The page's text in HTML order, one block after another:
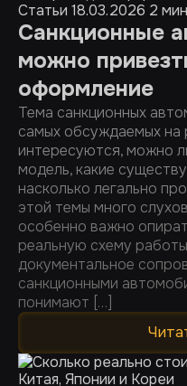
Статьи 18.03.2026 2 мин
Санкционные
можно
оформление
Тема санкционных
самых обсуждаемых на
интересуются, можно
модель, какие
насколько легально
этой темы много
особенно важно
реальную схему
документальное
санкционными
понимают […]